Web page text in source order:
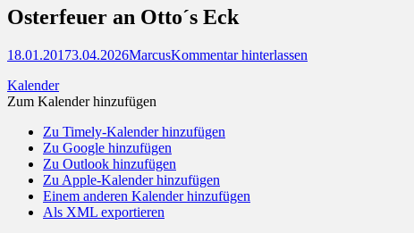
Osterfeuer an Otto´s Eck
Posted
18.01.20173.04.2026Autor
MarcusKommentar hinterlassen
Kalender
Zum Kalender hinzufügen
Zu Timely-Kalender hinzufügen
Zu Google hinzufügen
Zu Outlook hinzufügen
Zu Apple-Kalender hinzufügen
Einem anderen Kalender hinzufügen
Als XML exportieren